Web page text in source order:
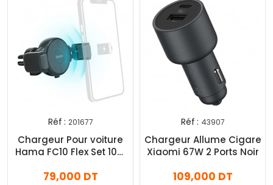
Réf : 201677
Chargeur Pour voiture
Hama FC10 Flex Set 10W
79,000 DT
Réf : 43907
Chargeur Allume Cigare
Xiaomi 67W 2 Ports Noir
109,000 DT